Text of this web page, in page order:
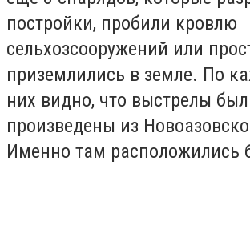
постройки, пробили кровлю
сельхозсооружений или
приземлились в земле. По
них видно, что выстрелы
произведены из
Именно там расположились